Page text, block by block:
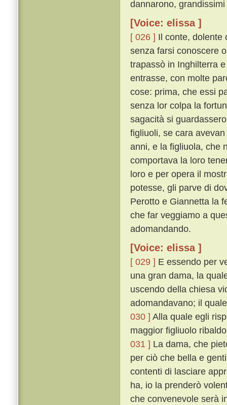
dannarono,
[Voice: elissa ]
[ 026 ] Il conte, dolente
senza farsi conoscere
trapassò in Inghilterra
entrasse, con molte
cose: prima, che essi
senza lor colpa la
sagacità si
figliuoli, se cara
anni, e la figliuola, che
comportava la loro
loro e per opera il
potesse, gli parve di
Perotto e Giannetta la
che far veggiamo a
adomandando.
[Voice: elissa ]
[ 029 ] E essendo per
una gran dama, la
uscendo della chiesa
adomandavano; il
030 ] Alla quale egli
maggior figliuolo
031 ] La dama, che
per ciò che bella e
contenti di lasciare
ha, io la prenderò
che convenevole serà